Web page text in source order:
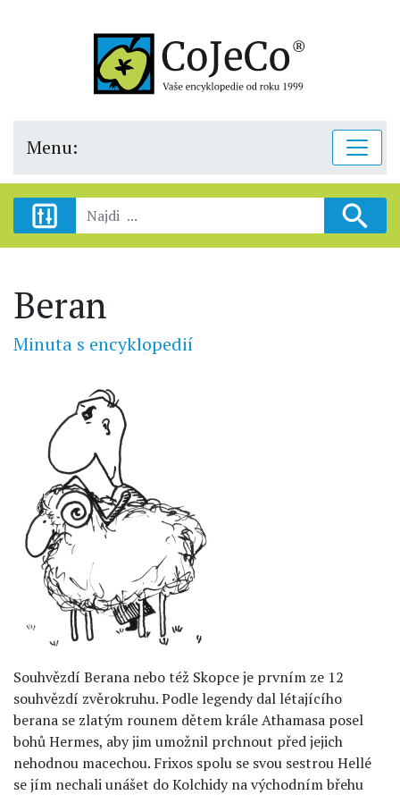
Menu:
Beran
Minuta s encyklopedií
Souhvězdí Berana nebo též Skopce je prvním ze 12
souhvězdí zvěrokruhu. Podle legendy dal létajícího
berana se zlatým rounem dětem krále Athamasa posel
bohů Hermes, aby jim umožnil prchnout před jejich
nehodnou macechou. Frixos spolu se svou sestrou Hellé
se jím nechali unášet do Kolchidy na východním břehu